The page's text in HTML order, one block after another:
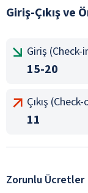
Giriş-Çıkış ve
Giriş (Check-
15-20
Çıkış
11
Zorunlu Ücretler